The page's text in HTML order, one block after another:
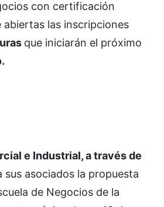
con certificación
abiertas las inscripciones
que iniciarán el próximo
e Industrial, a través de
sus asociados la propuesta
de Negocios de la